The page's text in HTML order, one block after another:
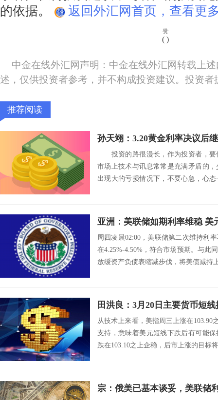
的依据。
返回外汇网首页，查看更
赞
( )
中金在线外汇网声明：中金在线外汇网转载上
述，仅供投资者参考，并不构成投资建议。投资
推荐阅读
投资的路很漫长，作为投资者，要
市场上技术与讯息常常是充满矛盾的
出现大的亏损情况下，不要心急，心
亚洲：美联储如期利率维稳 美
周四凌晨02:00，美联储第二次维持利
在4.25%-4.50%，符合市场预期。与此
放缓资产负债表缩减步伐，将美债减持
田洪良：3月20日主要货币
从技术上来看，美指周三上涨在103.90
支持，意味着美元短线下跌后有可能
跌在103.10之上企稳，后市上涨的目标
宗：俄美已基本谈妥，美联储